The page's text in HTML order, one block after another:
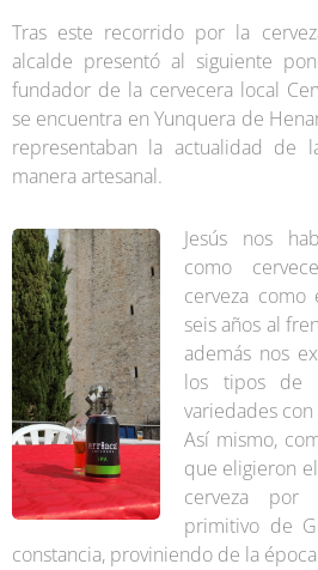
Tras este recorrido por la
alcalde presentó al siguiente
fundador de la cervecera local
se encuentra en Yunquera de
representaban la actualidad de
manera artesanal.
Jesús nos
como
cerveza como
seis años al
además nos
los tipos de
variedades
Así mismo,
que eligieron
cerveza
primitivo de
constancia, proviniendo de la